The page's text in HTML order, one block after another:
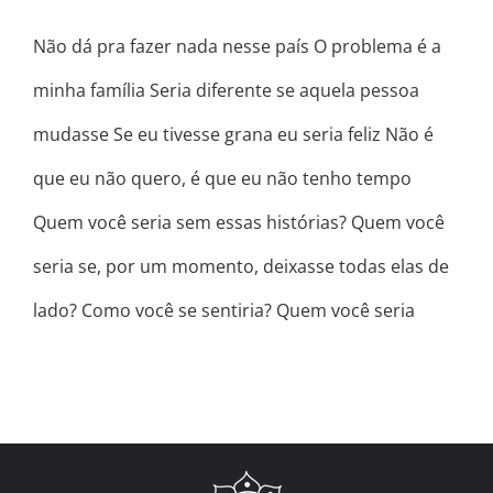
Não dá pra fazer nada nesse país O problema é a
minha família Seria diferente se aquela pessoa
mudasse Se eu tivesse grana eu seria feliz Não é
que eu não quero, é que eu não tenho tempo
Quem você seria sem essas histórias? Quem você
seria se, por um momento, deixasse todas elas de
lado? Como você se sentiria? Quem você seria